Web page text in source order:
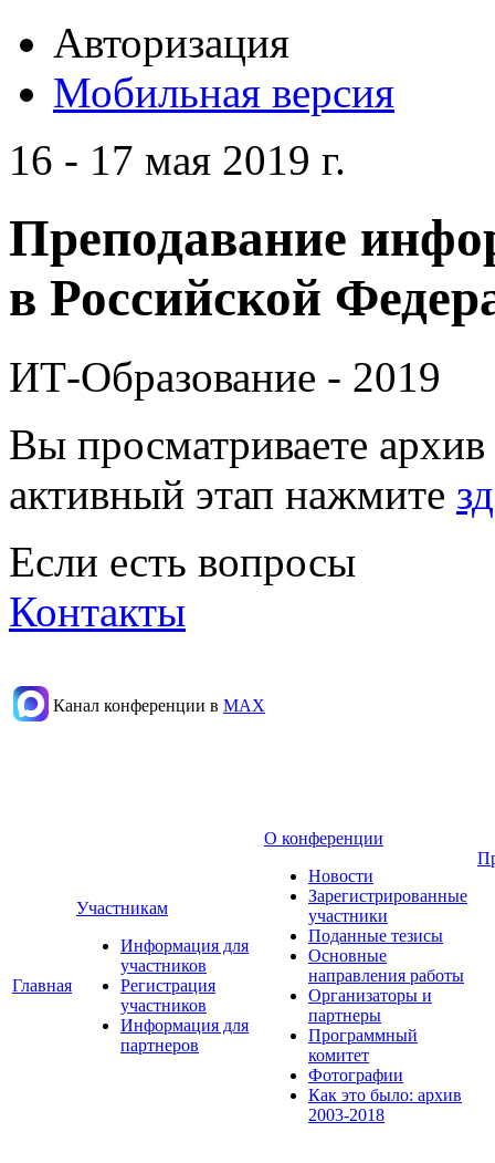
Авторизация
Мобильная версия
16 - 17 мая 2019 г.
Преподавание
в Российской
ИТ-Образование - 2019
Вы просматриваете
активный этап нажмите
Если есть вопросы
Контакты
Канал конференции в МАХ
Главная
Участникам
Информация для
участников
Регистрация
участников
Информация для
партнеров
О конференции
Новости
Зарегистрированные
участники
Поданные тезисы
Основные
направления работы
Организаторы и
партнеры
Программный
комитет
Фотографии
Как это было: архив
2003-2018